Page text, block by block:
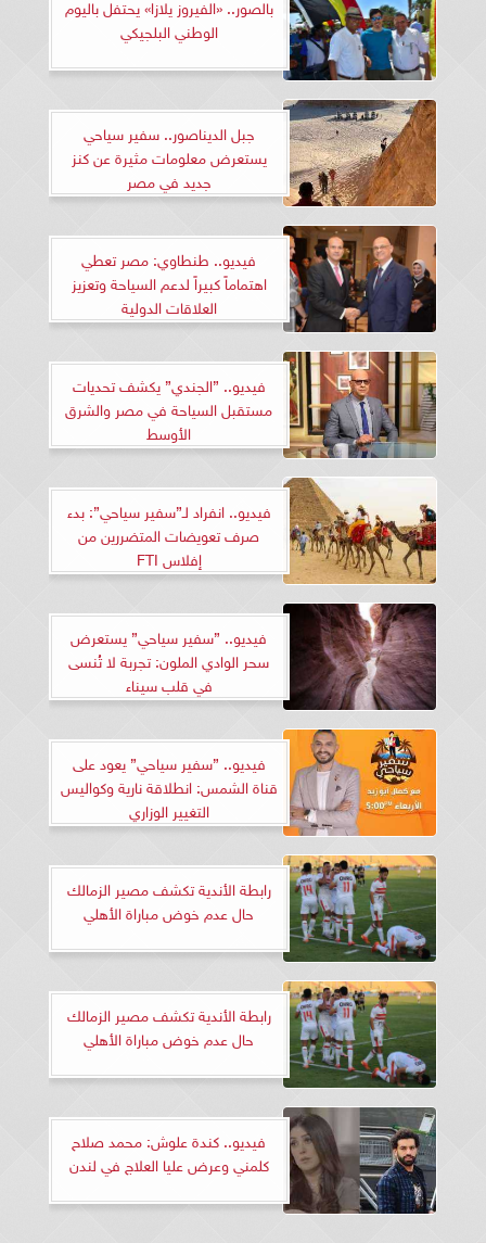
بالصور.. «الفيروز يلازا» يحتفل باليوم
الوطني البلجيكي
جبل الديناصور.. سفير سياحي
يستعرض معلومات مثيرة عن كنز
جديد في مصر
فيديو.. طنطاوي: مصر تعطي
اهتماماً كبيراً لدعم السياحة وتعزيز
العلاقات الدولية
فيديو.. ”الجندي” يكشف تحديات
مستقبل السياحة في مصر والشرق
الأوسط
فيديو.. انفراد لـ”سفير سياحي”: بدء
صرف تعويضات المتضررين من
إفلاس FTI
فيديو.. ”سفير سياحي” يستعرض
سحر الوادي الملون: تجربة لا تُنسى
في قلب سيناء
فيديو.. ”سفير سياحي” يعود على
قناة الشمس: انطلاقة نارية وكواليس
التغيير الوزاري
رابطة الأندية تكشف مصير الزمالك
حال عدم خوض مباراة الأهلي
رابطة الأندية تكشف مصير الزمالك
حال عدم خوض مباراة الأهلي
فيديو.. كندة علوش: محمد صلاح
كلمني وعرض عليا العلاج في لندن